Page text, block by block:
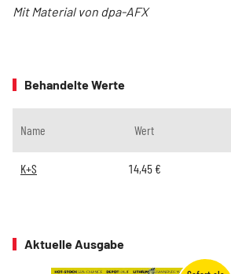
Mit Material von dpa-AFX
Behandelte Werte
Name Wert
K+S 14,45€
Aktuelle Ausgabe